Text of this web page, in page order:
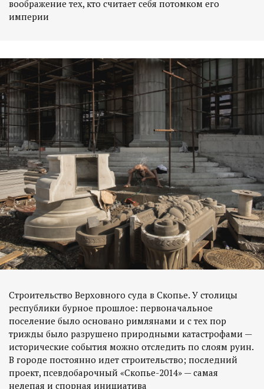
воображение тех, кто считает себя потомком его
империи
Строительство Верховного суда в Скопье. У столицы
республики бурное прошлое: первоначальное
поселение было основано римлянами и с тех пор
трижды было разрушено природными катастрофами —
исторические события можно отследить по слоям руин.
В городе постоянно идет строительство; последний
проект, псевдобарочный «Скопье-2014» — самая
нелепая и спорная инициатива